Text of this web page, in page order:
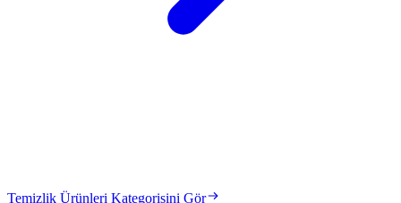
Temizlik Ürünleri Kategorisini Gör